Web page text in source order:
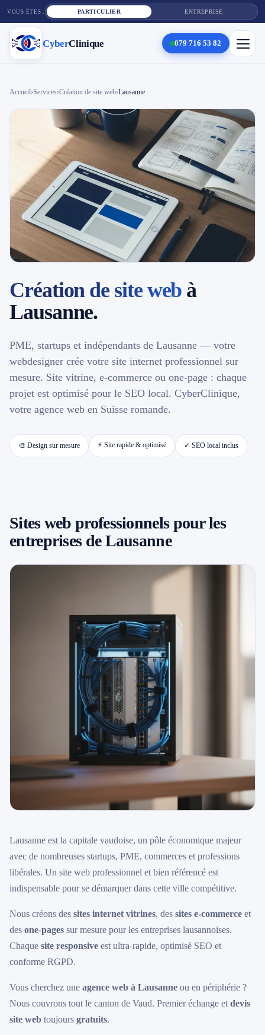
VOUS ÊTES : PARTICULIER ENTREPRISE
CyberClinique 079 716 53 82
Cyber Clinique
Réparation téléphone
Tarifs
Blog
📱 Réparation téléphone par marque
Région d'Yverdon
Broye
Jura & Plateau 4
079 716 53 82
Accueil›Services›Création de site web›Lausanne
Création de site web à
Lausanne.
PME, startups et indépendants de Lausanne — votre
webdesigner crée votre site internet professionnel sur
mesure. Site vitrine, e-commerce ou one-page : chaque
projet est optimisé pour le SEO local. CyberClinique,
votre agence web en Suisse romande.
🎨 Design sur mesure ⚡ Site rapide & optimisé ✓ SEO local inclus
Sites web professionnels pour les
entreprises de Lausanne
Lausanne est la capitale vaudoise, un pôle économique majeur
avec de nombreuses startups, PME, commerces et professions
libérales. Un site web professionnel et bien référencé est
indispensable pour se démarquer dans cette ville compétitive.
Nous créons des sites internet vitrines, des sites e-commerce et
des one-pages sur mesure pour les entreprises lausannoises.
Chaque site responsive est ultra-rapide, optimisé SEO et
conforme RGPD.
Vous cherchez une agence web à Lausanne ou en périphérie ?
Nous couvrons tout le canton de Vaud. Premier échange et devis
site web toujours gratuits.